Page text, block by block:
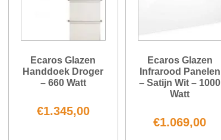
Ecaros Glazen
Handdoek Droger
– 660 Watt
€1.345,00
Ecaros Glazen
Infrarood Panelen
– Satijn Wit – 1000
Watt
€1.069,00